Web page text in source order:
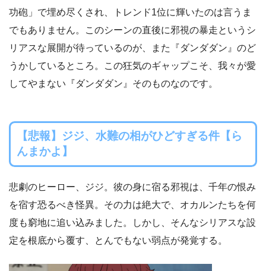
功砲」で埋め尽くされ、トレンド1位に輝いたのは言うま
でもありません。このシーンの直後に邪視の暴走というシ
リアスな展開が待っているのが、また『ダンダダン』のど
うかしているところ。この狂気のギャップこそ、我々が愛
してやまない『ダンダダン』そのものなのです。
【悲報】ジジ、水難の相がひどすぎる件【ら
んまかよ】
悲劇のヒーロー、ジジ。彼の身に宿る邪視は、千年の恨み
を宿す恐るべき怪異。その力は絶大で、オカルンたちを何
度も窮地に追い込みました。しかし、そんなシリアスな設
定を根底から覆す、とんでもない弱点が発覚する。